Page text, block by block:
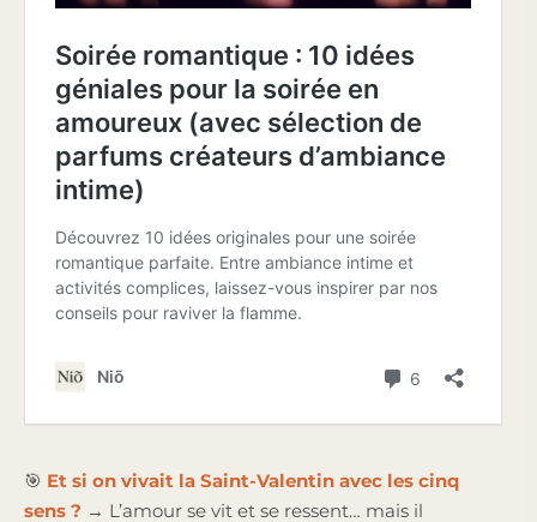
🎯 Et si on vivait la Saint-Valentin avec les cinq
sens ? → L’amour se vit et se ressent… mais il